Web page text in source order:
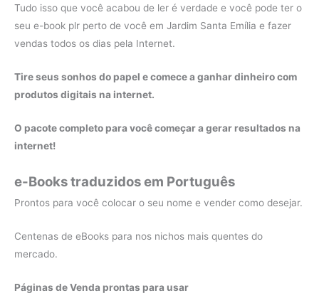
Tudo isso que você acabou de ler é verdade e você pode ter o
seu e-book plr perto de você em Jardim Santa Emília e fazer
vendas todos os dias pela Internet.
Tire seus sonhos do papel e comece a ganhar dinheiro com
produtos digitais na internet.
O pacote completo para você começar a gerar resultados na
internet!
e-Books traduzidos em Português
Prontos para você colocar o seu nome e vender como desejar.
Centenas de eBooks para nos nichos mais quentes do
mercado.
Páginas de Venda prontas para usar